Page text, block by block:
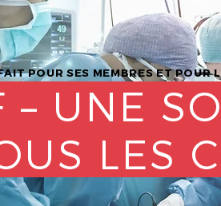
POUR SES MEMBRES ET POUR
– UNE
LES